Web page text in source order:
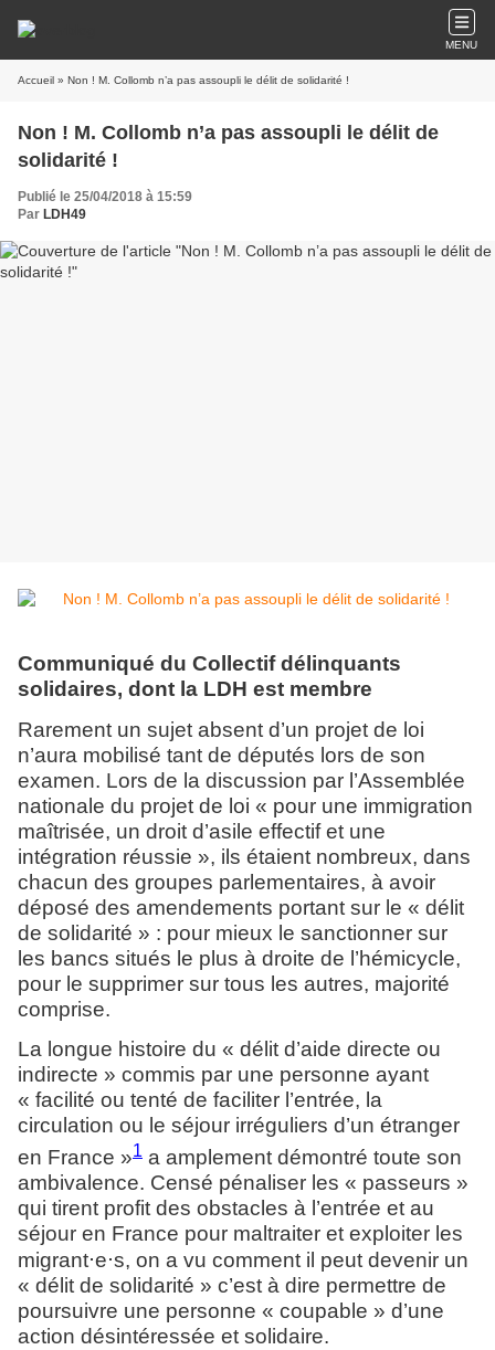
MENU
Accueil » Non ! M. Collomb n’a pas assoupli le délit de solidarité !
Non ! M. Collomb n’a pas assoupli le délit de
solidarité !
Publié le 25/04/2018 à 15:59
Par LDH49
Communiqué du Collectif délinquants
solidaires, dont la LDH est membre
Rarement un sujet absent d’un projet de loi
n’aura mobilisé tant de députés lors de son
examen. Lors de la discussion par l’Assemblée
nationale du projet de loi « pour une immigration
maîtrisée, un droit d’asile effectif et une
intégration réussie », ils étaient nombreux, dans
chacun des groupes parlementaires, à avoir
déposé des amendements portant sur le « délit
de solidarité » : pour mieux le sanctionner sur
les bancs situés le plus à droite de l’hémicycle,
pour le supprimer sur tous les autres, majorité
comprise.
La longue histoire du « délit d’aide directe ou
indirecte » commis par une personne ayant
« facilité ou tenté de faciliter l’entrée, la
circulation ou le séjour irréguliers d’un étranger
en France »1 a amplement démontré toute son
ambivalence. Censé pénaliser les « passeurs »
qui tirent profit des obstacles à l’entrée et au
séjour en France pour maltraiter et exploiter les
migrant⋅e⋅s, on a vu comment il peut devenir un
« délit de solidarité » c’est à dire permettre de
poursuivre une personne « coupable » d’une
action désintéressée et solidaire.